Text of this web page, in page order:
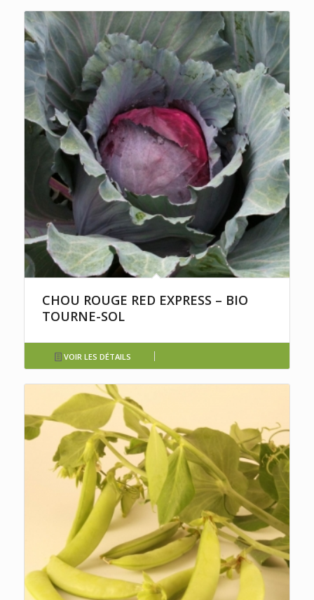
CHOU ROUGE RED EXPRESS – BIO
TOURNE-SOL
VOIR LES DÉTAILS